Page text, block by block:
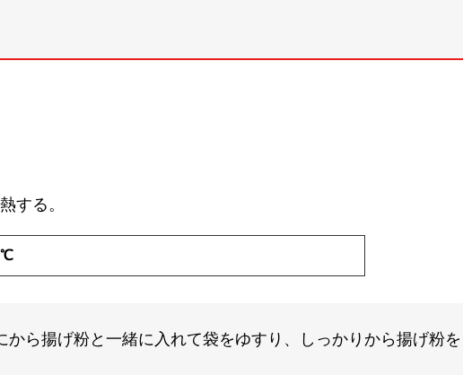
する。
から揚げ粉と一緒に入れて袋をゆすり、しっかりから揚げ粉